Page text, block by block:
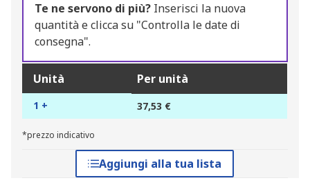
Te ne servono di più? Inserisci la nuova
quantità e clicca su "Controlla le date di
consegna".
Unità Per unità
1 + 37,53 €
*prezzo indicativo
Aggiungi alla tua lista